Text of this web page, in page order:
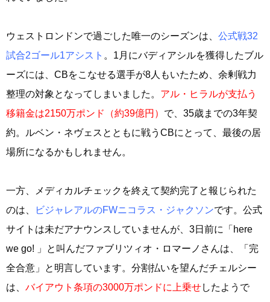
ウェストロンドンで過ごした唯一のシーズンは、 公式戦32
試合2ゴール1アシスト 。1月にバディアシルを獲得したブル
ーズには、CBをこなせる選手が8人もいたため、余剰戦力
整理の対象となってしまいました。 アル・ヒラルが支払う
移籍金は2150万ポンド（約39億円） で、35歳までの3年契
約。ルベン・ネヴェスとともに戦うCBにとって、最後の居
場所になるかもしれません。
一方、メディカルチェックを終えて契約完了と報じられた
のは、
ビジャレアルのFWニコラス・ジャクソンです。公式
サイトは未だアナウンスしていませんが、3日前に「here
we go! 」と叫んだファブリツィオ・ロマーノさんは、「完
全合意」と明言しています。分割払いを望んだチェルシー
は、 バイアウト条項の3000万ポンドに上乗せしたようで